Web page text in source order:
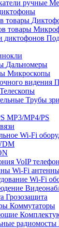
Дальномеры
Микроскопы
Телескопы
Трубы
MP3/MP4/PS
Wi-Fi
VoIP
Wi-Fi
Wi-Fi
Грозозащита
Коммутаторы